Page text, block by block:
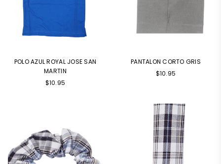
POLO AZUL ROYAL JOSE SAN
MARTIN
Precio
$10.95
PANTALON CORTO GRIS
Precio
$10.95